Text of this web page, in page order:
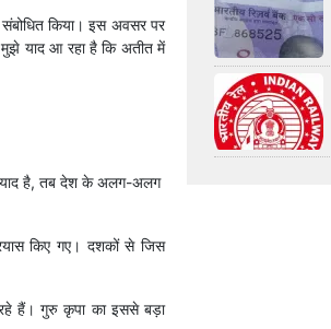
संबोधित किया। इस अवसर पर
मुझे याद आ रहा है कि अतीत में
याद है, तब देश के अलग-अलग
किए गए। दशकों से जिस
हैं। गुरु कृपा का इससे बड़ा